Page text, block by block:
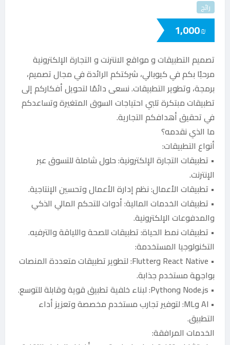
رائج
1,000₪
تصميم التطبيقات و مواقع الانترنت و التجارة الإلكترونية
مرحبًا بكم في كيوبالي، شركتكم الرائدة في مجال تصميم،
برمجة، وتطوير التطبيقات. نسعى دائمًا لتحويل أفكاركم إلى
تطبيقات مبتكرة تلبي احتياجات السوق المتغيرة وتساعدكم
في تحقيق أهدافكم التجارية.
ما الذي نقدمه؟
أنواع التطبيقات:
• تطبيقات التجارة الإلكترونية: حلول شاملة للتسوق عبر
الإنترنت.
• تطبيقات الأعمال: نظم إدارة الأعمال وتحسين الإنتاجية.
• تطبيقات الخدمات المالية: أدوات للتحكم المالي الذكي
والمدفوعات الإلكترونية.
• تطبيقات نمط الحياة: تطبيقات للصحة واللياقة والترفيه.
التكنولوجيا المستخدمة:
• React Native وFlutter: لتطوير تطبيقات متعددة المنصات
بواجهة مستخدم جذابة.
• Node.js وPython: لبناء خلفية تطبيق قوية وقابلة للتوسع.
• AI وML: لتوفير تجارب مستخدم مخصصة وتعزيز أداء
التطبيق.
الخدمات المرافقة: